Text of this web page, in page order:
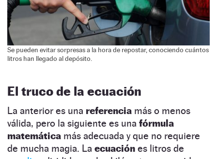
Se pueden evitar sorpresas a la hora de repostar, conociendo cuántos
litros han llegado al depósito.
El truco de la ecuación
La anterior es una referencia más o menos
válida, pero la siguiente es una fórmula
matemática más adecuada y que no requiere
de mucha magia. La ecuación es litros de